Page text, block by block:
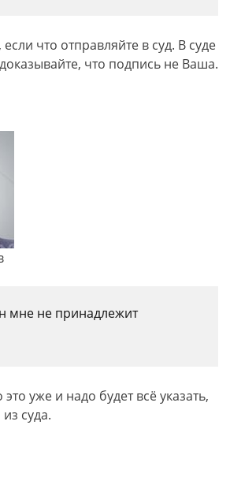
что отправляйте в суд. В суде
что подпись не Ваша.
мне не принадлежит
это уже и надо будет всё указать,
суда.